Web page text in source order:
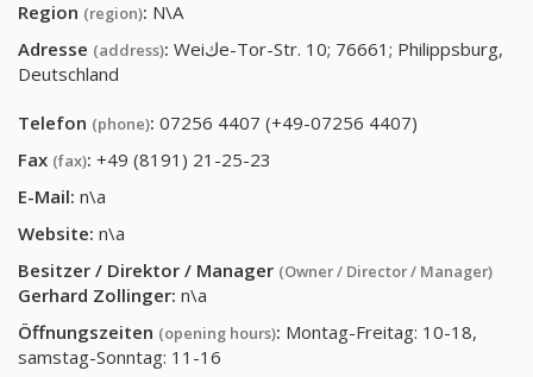
Region (region): N\A
Adresse (address): Weiكe-Tor-Str. 10; 76661; Philippsburg,
Deutschland
Telefon (phone): 07256 4407 (+49-07256 4407)
Fax (fax): +49 (8191) 21-25-23
E-Mail: n\a
Website: n\a
Besitzer / Direktor / Manager (Owner / Director / Manager)
Gerhard Zollinger: n\a
Öffnungszeiten (opening hours): Montag-Freitag: 10-18,
samstag-Sonntag: 11-16